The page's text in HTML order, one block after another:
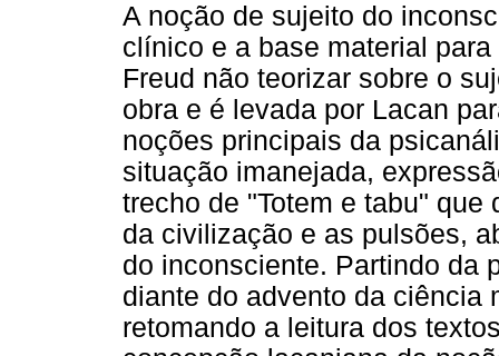
A noção de sujeito do
clínico e a base material
Freud não teorizar sobre o
obra e é levada por Lacan
noções principais da
situação imanejada,
trecho de "Totem e tabu"
da civilização e as pulsões,
do inconsciente. Partindo da
diante do advento da ciência
retomando a leitura dos